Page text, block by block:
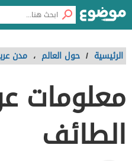
الرئيسية / حول العالم ، مدن
معلومات
الطائف